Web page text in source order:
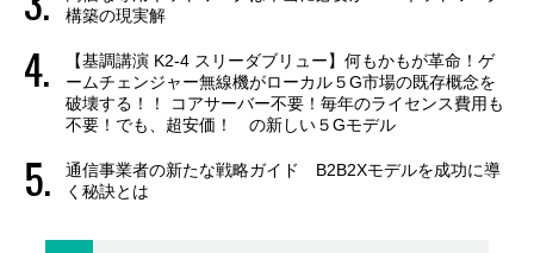
構築の現実解
【基調講演 K2-4 スリーダブリュー】何もかもが革命！ゲ
ームチェンジャー無線機がローカル５G市場の既存概念を
破壊する！！ コアサーバー不要！毎年のライセンス費用も
不要！でも、超安価！ の新しい５Gモデル
通信事業者の新たな戦略ガイド B2B2Xモデルを成功に導
く秘訣とは